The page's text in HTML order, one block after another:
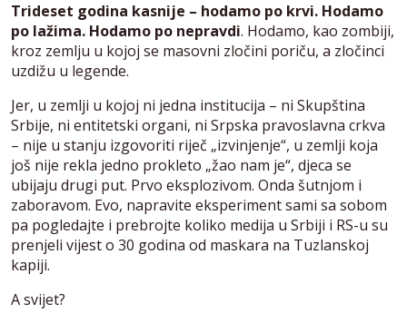
Trideset godina kasnije – hodamo po krvi. Hodamo
po lažima. Hodamo po nepravdi. Hodamo, kao zombiji,
kroz zemlju u kojoj se masovni zločini poriču, a zločinci
uzdižu u legende.
Jer, u zemlji u kojoj ni jedna institucija – ni Skupština
Srbije, ni entitetski organi, ni Srpska pravoslavna crkva
– nije u stanju izgovoriti riječ „izvinjenje“, u zemlji koja
još nije rekla jedno prokleto „žao nam je“, djeca se
ubijaju drugi put. Prvo eksplozivom. Onda šutnjom i
zaboravom. Evo, napravite eksperiment sami sa sobom
pa pogledajte i prebrojte koliko medija u Srbiji i RS-u su
prenjeli vijest o 30 godina od maskara na Tuzlanskoj
kapiji.
A svijet?